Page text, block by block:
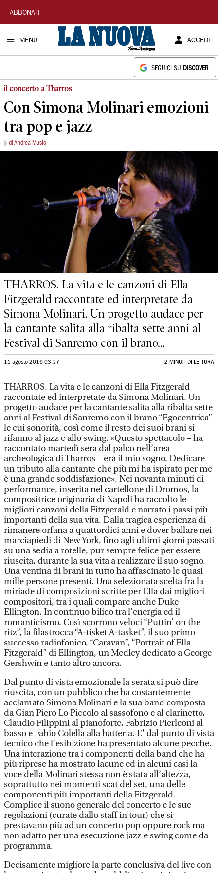
La
Nuova
Sardegna
ABBONATI
MENU ACCEDI
SEGUICI SU DISCOVER
il concerto a Tharros
Con Simona Molinari emozioni
tra pop e jazz
di Andrea Musio
THARROS. La vita e le canzoni di Ella
Fitzgerald raccontate ed interpretate da
Simona Molinari. Un progetto audace per
la cantante salita alla ribalta sette anni al
Festival di Sanremo con il brano...
11 agosto 2016 03:17 2 MINUTI DI LETTURA
THARROS. La vita e le canzoni di Ella Fitzgerald
raccontate ed interpretate da Simona Molinari. Un
progetto audace per la cantante salita alla ribalta sette
anni al Festival di Sanremo con il brano “Egocentrica”
le cui sonorità, così come il resto dei suoi brani si
rifanno al jazz e allo swing. «Questo spettacolo – ha
raccontato martedì sera dal palco nell’area
archeologica di Tharros – era il mio sogno. Dedicare
un tributo alla cantante che più mi ha ispirato per me
è una grande soddisfazione». Nei novanta minuti di
performance, inserita nel cartellone di Dromos, la
compositrice originaria di Napoli ha raccolto le
migliori canzoni della Fitzgerald e narrato i passi più
importanti della sua vita. Dalla tragica esperienza di
rimanere orfana a quattordici anni e dover ballare nei
marciapiedi di New York, fino agli ultimi giorni passati
su una sedia a rotelle, pur sempre felice per essere
riuscita, durante la sua vita a realizzare il suo sogno.
Una ventina di brani in tutto ha affascinato le quasi
mille persone presenti. Una selezionata scelta fra la
miriade di composizioni scritte per Ella dai migliori
compositori, tra i quali compare anche Duke
Ellington. In continuo bilico tra l’energia ed il
romanticismo. Così scorrono veloci “Puttin’ on the
ritz”, la filastrocca “A-tisket A-tasket”, il suo primo
successo radiofonico, “Caravan”, “Portrait of Ella
Fitzgerald” di Ellington, un Medley dedicato a George
Gershwin e tanto altro ancora.
Dal punto di vista emozionale la serata si può dire
riuscita, con un pubblico che ha costantemente
acclamato Simona Molinari e la sua band composta
da Gian Piero Lo Piccolo al sassofono e al clarinetto,
Claudio Filippini al pianoforte, Fabrizio Pierleoni al
basso e Fabio Colella alla batteria. E' dal punto di vista
tecnico che l’esibizione ha presentato alcune pecche.
Una interazione tra i componenti della band che ha
più riprese ha mostrato lacune ed in alcuni casi la
voce della Molinari stessa non è stata all’altezza,
soprattutto nei momenti scat del set, una delle
componenti più importanti della Fitzgerald.
Complice il suono generale del concerto e le sue
regolazioni (curate dallo staff in tour) che si
prestavano più ad un concerto pop oppure rock ma
non adatto per una esecuzione jazz e swing come da
programma.
Decisamente migliore la parte conclusiva del live con